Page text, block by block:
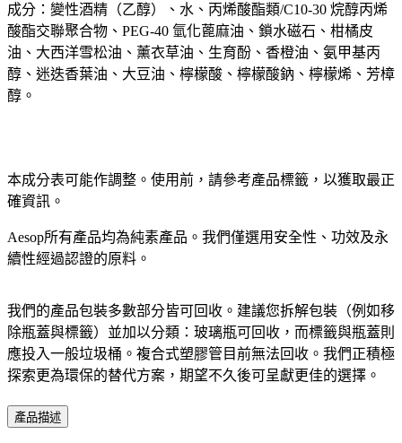
成分：變性酒精（乙醇）、水、丙烯酸酯類/C10-30 烷醇丙烯
酸酯交聯聚合物、PEG-40 氫化蓖麻油、鎖水磁石、柑橘皮
油、大西洋雪松油、薰衣草油、生育酚、香橙油、氨甲基丙
醇、迷迭香葉油、大豆油、檸檬酸、檸檬酸鈉、檸檬烯、芳樟
醇。
本成分表可能作調整。使用前，請參考產品標籤，以獲取最正
確資訊。​
Aesop所有產品均為純素產品。我們僅選用安全性、功效及永
續性經過認證的原料。​
我們的產品包裝多數部分皆可回收。建議您拆解包裝（例如移
除瓶蓋與標籤）並加以分類：玻璃瓶可回收，而標籤與瓶蓋則
應投入一般垃圾桶。​複合式塑膠管目前無法回收。我們正積極
探索更為環保的替代方案，期望不久後可呈獻更佳的選擇。​
產品描述